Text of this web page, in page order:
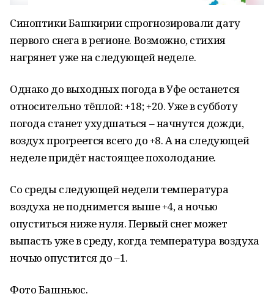
Синоптики Башкирии спрогнозировали дату
первого снега в регионе. Возможно, стихия
нагрянет уже на следующей неделе.
Однако до выходных погода в Уфе останется
относительно тёплой: +18; +20. Уже в субботу
погода станет ухудшаться – начнутся дожди,
воздух прогреется всего до +8. А на следующей
неделе придёт настоящее похолодание.
Со среды следующей недели температура
воздуха не поднимется выше +4, а ночью
опуститься ниже нуля. Первый снег может
выпасть уже в среду, когда температура воздуха
ночью опустится до –1.
Фото Башньюс.